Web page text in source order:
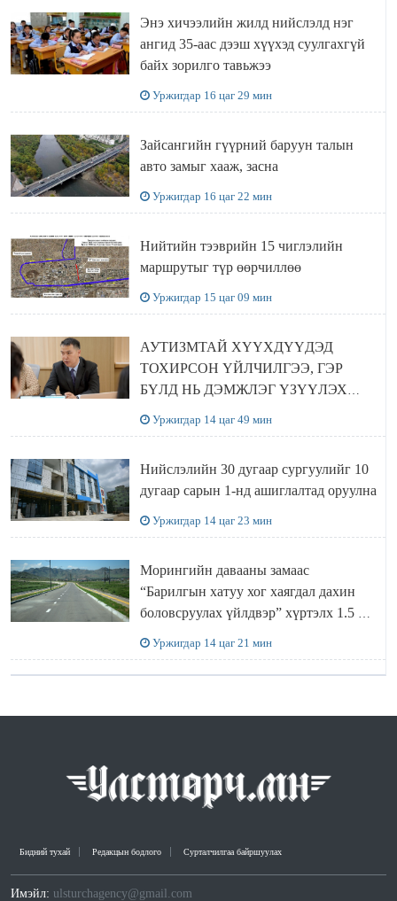
Энэ хичээлийн жилд нийслэлд нэг
ангид 35-аас дээш хүүхэд суулгахгүй
байх зорилго тавьжээ
Уржигдар 16 цаг 29 мин
Зайсангийн гүүрний баруун талын
авто замыг хааж, засна
Уржигдар 16 цаг 22 мин
Нийтийн тээврийн 15 чиглэлийн
маршрутыг түр өөрчиллөө
Уржигдар 15 цаг 09 мин
АУТИЗМТАЙ ХҮҮХДҮҮДЭД
ТОХИРСОН ҮЙЛЧИЛГЭЭ, ГЭР
БҮЛД НЬ ДЭМЖЛЭГ ҮЗҮҮЛЭХ
Уржигдар 14 цаг 49 мин
Нийслэлийн 30 дугаар сургуулийг 10
дугаар сарын 1-нд ашиглалтад оруулна
Уржигдар 14 цаг 23 мин
Морингийн давааны замаас
“Барилгын хатуу хог хаягдал дахин
боловсруулах үйлдвэр” хүртэлх 1.5 км
Уржигдар 14 цаг 21 мин
Бидний тухай Редакцын бодлого Сурталчилгаа байршуулах
Имэйл: ulsturchagency@gmail.com